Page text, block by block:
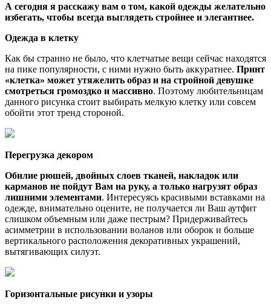
А сегодня я расскажу вам о том, какой одежды желательно
избегать, чтобы всегда выглядеть стройнее и элегантнее.
Одежда в клетку
Как бы странно не было, что клетчатые вещи сейчас находятся
на пике популярности, с ними нужно быть аккуратнее. Принт
«клетка» может утяжелить образ и на стройной девушке
смотреться громоздко и массивно. Поэтому любительницам
данного рисунка стоит выбирать мелкую клетку или совсем
обойти этот тренд стороной.
Перегрузка декором
Обилие рюшей, двойных слоев тканей, накладок или
карманов не пойдут Вам на руку, а только нагрузят образ
лишними элементами. Интересуясь красивыми вставками на
одежде, внимательно оцените, не получается ли Ваш аутфит
слишком объемным или даже пестрым? Придерживайтесь
асимметрии в использовании воланов или оборок и больше
вертикального расположения декоративных украшений,
вытягивающих силуэт.
Горизонтальные рисунки и узоры